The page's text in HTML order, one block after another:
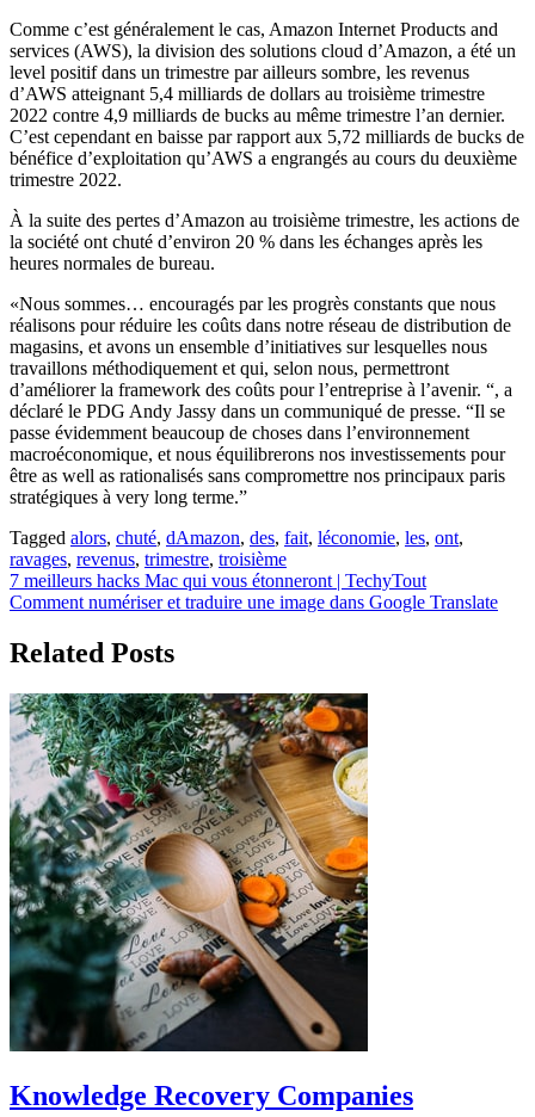
Comme c’est généralement le cas, Amazon Internet Products and
services (AWS), la division des solutions cloud d’Amazon, a été un
level positif dans un trimestre par ailleurs sombre, les revenus
d’AWS atteignant 5,4 milliards de dollars au troisième trimestre
2022 contre 4,9 milliards de bucks au même trimestre l’an dernier.
C’est cependant en baisse par rapport aux 5,72 milliards de bucks de
bénéfice d’exploitation qu’AWS a engrangés au cours du deuxième
trimestre 2022.
À la suite des pertes d’Amazon au troisième trimestre, les actions de
la société ont chuté d’environ 20 % dans les échanges après les
heures normales de bureau.
«Nous sommes… encouragés par les progrès constants que nous
réalisons pour réduire les coûts dans notre réseau de distribution de
magasins, et avons un ensemble d’initiatives sur lesquelles nous
travaillons méthodiquement et qui, selon nous, permettront
d’améliorer la framework des coûts pour l’entreprise à l’avenir. “, a
déclaré le PDG Andy Jassy dans un communiqué de presse. “Il se
passe évidemment beaucoup de choses dans l’environnement
macroéconomique, et nous équilibrerons nos investissements pour
être as well as rationalisés sans compromettre nos principaux paris
stratégiques à very long terme.”
Tagged alors, chuté, dAmazon, des, fait, léconomie, les, ont,
ravages, revenus, trimestre, troisième
Post
navigation
7 meilleurs hacks Mac qui vous étonneront | TechyTout
Comment numériser et traduire une image dans Google Translate
Related Posts
Knowledge Recovery Companies